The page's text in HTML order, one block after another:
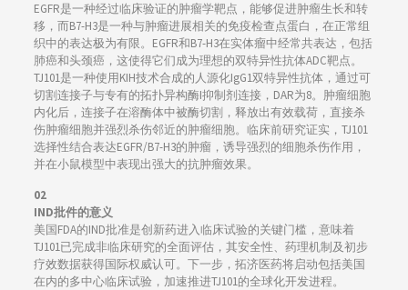
EGFR是一种经过临床验证的肿瘤学靶点，能够促进肿瘤生长和转
移，而B7-H3是一种与肿瘤进展相关的免疫检查点蛋白，在正常组
织中的表达极为有限。EGFR和B7-H3在实体瘤中经常共表达，包括
肺癌和头颈癌，这使得它们成为理想的双特异性抗体ADC靶点。
TJ101是一种使用KIH技术合成的人源化IgG1双特异性抗体，通过可
切割连接子与专有的拓扑异构酶I抑制剂连接，DAR为8。肿瘤细胞
内化后，连接子在溶酶体中被酶切割，释放出有效载荷，直接杀
伤肿瘤细胞并强烈杀伤邻近的肿瘤细胞。临床前研究证实，TJ101
选择性结合表达EGFR/B7-H3的肿瘤，诱导强烈的细胞杀伤作用，
并在小鼠模型中表现出强大的抗肿瘤效果。
02
IND批件的意义
美国FDA的IND批准是创新药进入临床试验的关键门槛，意味着
TJ101已完成非临床研究的全面评估，其安全性、药理机制及初步
疗效数据获得国际权威认可。下一步，拓济医药将启动包括美国
在内的多中心临床试验，加速推进TJ101的全球化开发进程。